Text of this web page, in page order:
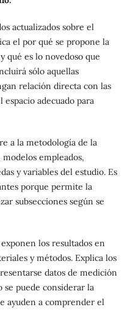
actualizados sobre el
el por qué se propone la
qué es lo novedoso que
sólo aquellas
relación directa con las
adecuado para
a la metodología de la
empleados,
y variables del estudio. Es
porque permite la
subsecciones según se
los resultados en
y métodos. Explica los
datos de medición
se puede considerar la
ayuden a comprender el